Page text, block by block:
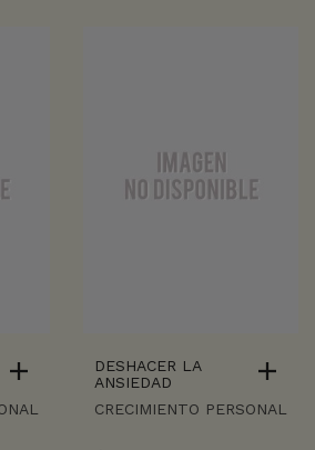
DESHACER LA
ANSIEDAD
CRECIMIENTO PERSONAL